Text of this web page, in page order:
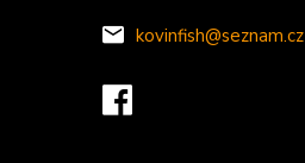
kovinfish@seznam.cz